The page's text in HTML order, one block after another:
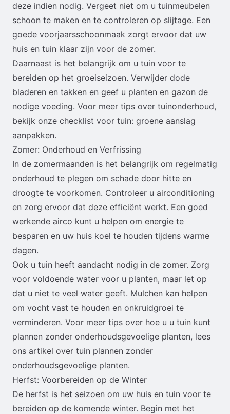
deze indien nodig. Vergeet niet om u tuinmeubelen
schoon te maken en te controleren op slijtage. Een
goede voorjaarsschoonmaak zorgt ervoor dat uw
huis en tuin klaar zijn voor de zomer.
Daarnaast is het belangrijk om u tuin voor te
bereiden op het groeiseizoen. Verwijder dode
bladeren en takken en geef u planten en gazon de
nodige voeding. Voor meer tips over tuinonderhoud,
bekijk onze checklist voor tuin: groene aanslag
aanpakken.
Zomer: Onderhoud en Verfrissing
In de zomermaanden is het belangrijk om regelmatig
onderhoud te plegen om schade door hitte en
droogte te voorkomen. Controleer u airconditioning
en zorg ervoor dat deze efficiënt werkt. Een goed
werkende airco kunt u helpen om energie te
besparen en uw huis koel te houden tijdens warme
dagen.
Ook u tuin heeft aandacht nodig in de zomer. Zorg
voor voldoende water voor u planten, maar let op
dat u niet te veel water geeft. Mulchen kan helpen
om vocht vast te houden en onkruidgroei te
verminderen. Voor meer tips over hoe u u tuin kunt
plannen zonder onderhoudsgevoelige planten, lees
ons artikel over tuin plannen zonder
onderhoudsgevoelige planten.
Herfst: Voorbereiden op de Winter
De herfst is het seizoen om uw huis en tuin voor te
bereiden op de komende winter. Begin met het